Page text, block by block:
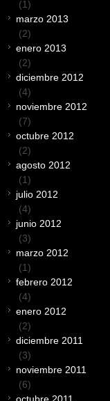
(1)
marzo 2013
(2)
enero 2013
(2)
diciembre 2012
(4)
noviembre 2012
(7)
octubre 2012
(2)
agosto 2012
(1)
julio 2012
(4)
junio 2012
(3)
marzo 2012
(1)
febrero 2012
(4)
enero 2012
(2)
diciembre 2011
(3)
noviembre 2011
(6)